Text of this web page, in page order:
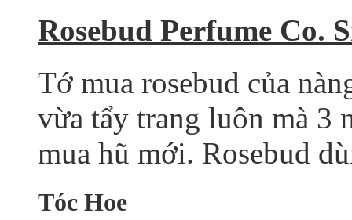
Rosebud Perfume Co.
Tớ mua rosebud của
vừa tẩy trang luôn mà 3
mua hũ mới. Rosebud
Tóc Hoe